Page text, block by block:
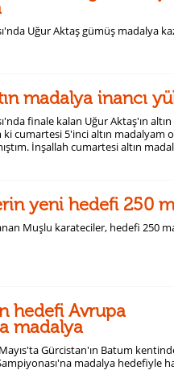
Uğur Aktaş gümüş madalya
madalya inancı
finale kalan Uğur Aktaş'ın
cumartesi 5'inci altın madalyam
İnşallah cumartesi altın
yeni hedefi 250
Muşlu karateciler, hedefi 250
hedefi Avrupa
madalya
Gürcistan'ın Batum
madalya hedefiyle